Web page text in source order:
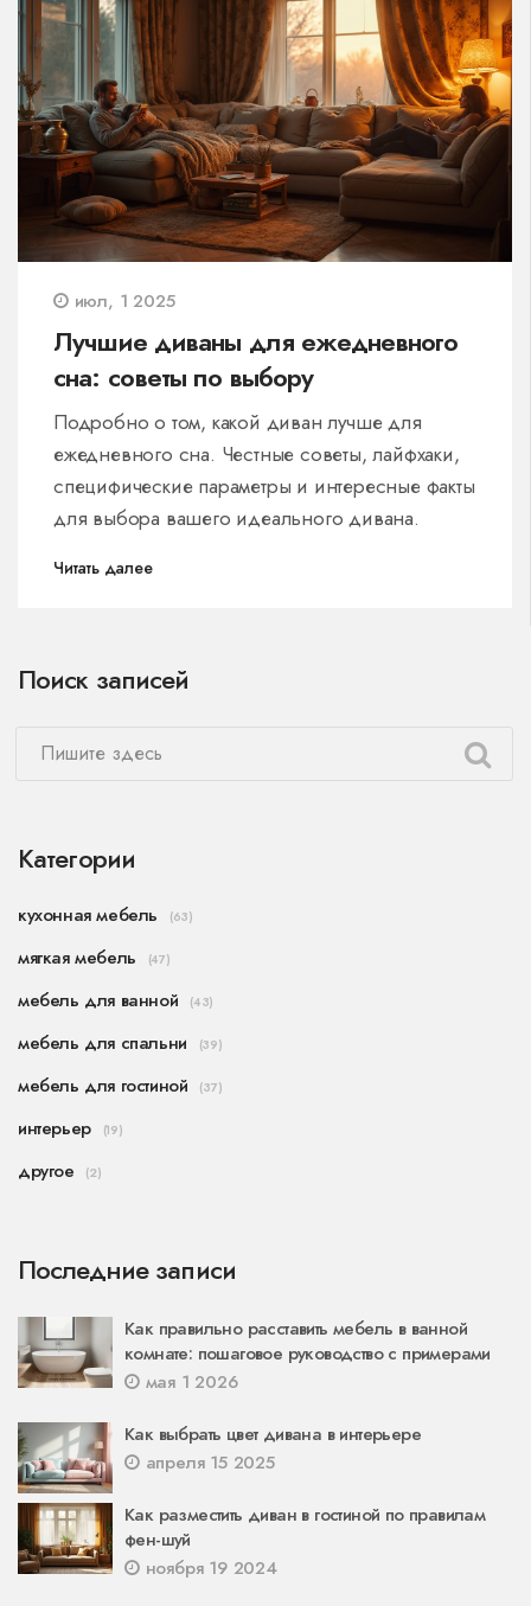
июл, 1 2025
Лучшие диваны для ежедневного
сна: советы по выбору
Подробно о том, какой диван лучше для
ежедневного сна. Честные советы, лайфхаки,
специфические параметры и интересные факты
для выбора вашего идеального дивана.
Читать далее
Поиск записей
Категории
кухонная мебель (63)
мягкая мебель (47)
мебель для ванной (43)
мебель для спальни (39)
мебель для гостиной (37)
интерьер (19)
другое (2)
Последние записи
Как правильно расставить мебель в ванной
комнате: пошаговое руководство с примерами
мая 1 2026
Как выбрать цвет дивана в интерьере
апреля 15 2025
Как разместить диван в гостиной по правилам
фен-шуй
ноября 19 2024